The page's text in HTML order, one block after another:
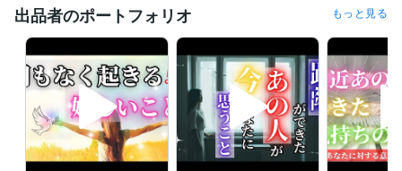
■休業日
日曜・祝祭日
（出張鑑定など別活動に専念するため、ココナラでの対応はお休みとな
ります）
【ご連絡について】
鑑定前の段階で当方からの連絡後、3日間ご返信がない場合はお取引をキ
ャンセルさせて頂きます。
また、鑑定書納品後はココナラの仕様により3日経過すると自動的にトー
クルームがクローズされますのでご了承ください。
出品者のポートフォリオ もっと見る